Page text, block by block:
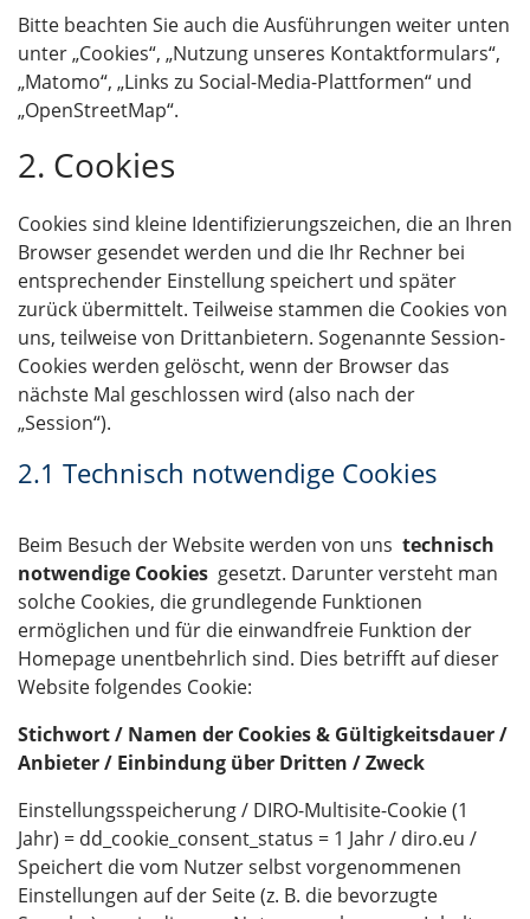
Bitte beachten Sie auch die Ausführungen weiter unten
unter „Cookies“, „Nutzung unseres Kontaktformulars“,
„Matomo“, „Links zu Social-Media-Plattformen“ und
„OpenStreetMap“.
2. Cookies
Cookies sind kleine Identifizierungszeichen, die an Ihren
Browser gesendet werden und die Ihr Rechner bei
entsprechender Einstellung speichert und später
zurück übermittelt. Teilweise stammen die Cookies von
uns, teilweise von Drittanbietern. Sogenannte Session-
Cookies werden gelöscht, wenn der Browser das
nächste Mal geschlossen wird (also nach der
„Session“).
2.1 Technisch notwendige Cookies
Beim Besuch der Website werden von uns technisch
notwendige Cookies gesetzt. Darunter versteht man
solche Cookies, die grundlegende Funktionen
ermöglichen und für die einwandfreie Funktion der
Homepage unentbehrlich sind. Dies betrifft auf dieser
Website folgendes Cookie:
Stichwort / Namen der Cookies & Gültigkeitsdauer /
Anbieter / Einbindung über Dritten / Zweck
Einstellungsspeicherung / DIRO-Multisite-Cookie (1
Jahr) = dd_cookie_consent_status = 1 Jahr / diro.eu /
Speichert die vom Nutzer selbst vorgenommenen
Einstellungen auf der Seite (z. B. die bevorzugte